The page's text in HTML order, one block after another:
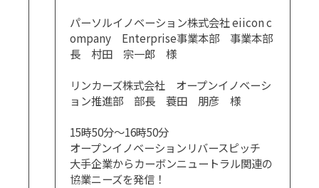
パーソルイノベーション株式会社 eiicon c
ompany Enterprise事業本部 事業本部
長 村田 宗一郎 様
リンカーズ株式会社 オープンイノベーシ
ョン推進部 部長 蓑田 朋彦 様
15時50分～16時50分
オープンイノベーションリバースピッチ
大手企業からカーボンニュートラル関連の
協業ニーズを発信！